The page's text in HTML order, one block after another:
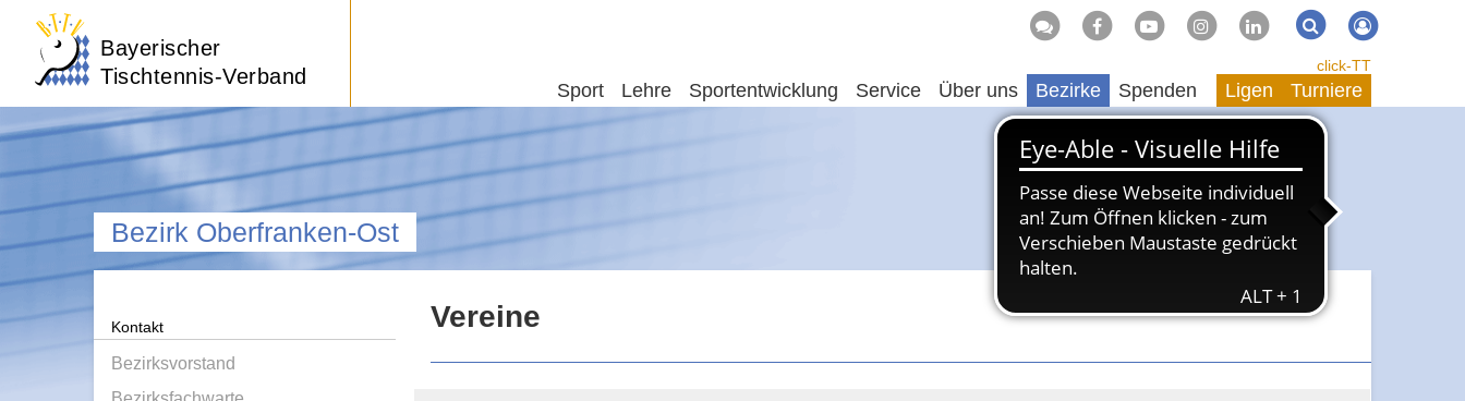
Bayerischer
Tischtennis-Verband
Suche Suchen
Sport Lehre Sportentwicklung Service Über uns Bezirke Spenden
click-TT
Ligen Turniere
Bezirk Oberfranken-Ost
Kontakt
Bezirksvorstand
Vereine